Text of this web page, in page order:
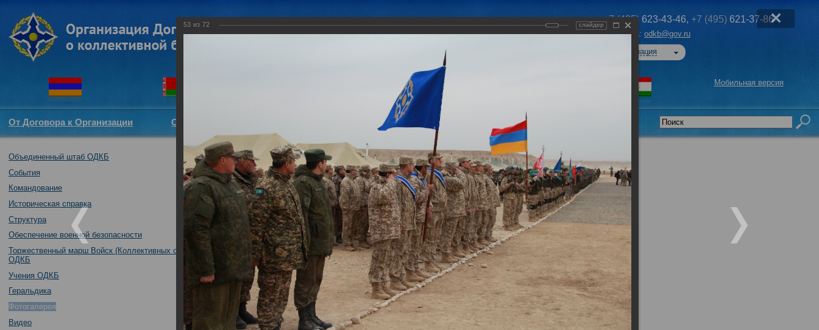
+7 (495) 623-43-46, +7 (495) 621-37-86
Эл. почта: odkb@gov.ru
Авторизация
Мобильная версия
От Договора к Организации Структура ОДКБ Аналитика Приоритеты председательства
Объединенный штаб ОДКБ
События
Командование
Историческая справка
Структура
Обеспечение военной безопасности
Торжественный марш Войск (Коллективных сил)
ОДКБ
Учения ОДКБ
Геральдика
Фотогалерея
Видео
Совместное учение Коллективных сил ОДКБ
14.11.2017
53 из 72 слайдер